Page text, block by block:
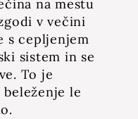
na mestu
v večini
s cepljenjem
sistem in se
To je
le